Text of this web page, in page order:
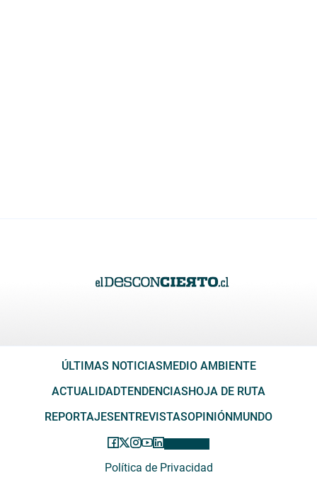
ÚLTIMAS NOTICIASMEDIO AMBIENTE
ACTUALIDADTENDENCIASHOJA DE RUTA
REPORTAJESENTREVISTASOPINIÓNMUNDO
Política de Privacidad